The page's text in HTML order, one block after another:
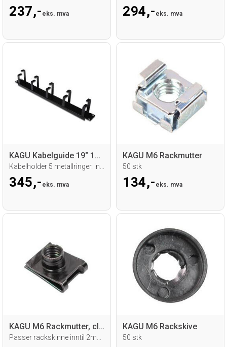
237,- eks. mva 294,- eks. mva
KAGU Kabelguide 19" 1U, Sort
345,- eks. mva
KAGU M6 Rackmutter
50 stk
134,- eks. mva
KAGU M6 Rackmutter, clip-on type KAGU M6 Rackskive
50 stk